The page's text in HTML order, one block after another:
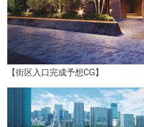
【街区入口完成予想CG】